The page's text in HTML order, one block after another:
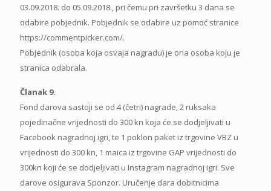
03.09.2018. do 05.09.2018., pri čemu pri završetku 3 dana se
odabire pobjednik. Pobjednik se odabire uz pomoć stranice
https://commentpicker.com/.
Pobjednik (osoba koja osvaja nagradu) je ona osoba koju je
stranica odabrala.
Članak 9.
Fond darova sastoji se od 4 (četri) nagrade, 2 ruksaka
pojedinačne vrijednosti do 300 kn koja će se dodjeljivati u
Facebook nagradnoj igri, te 1 poklon paket iz trgovine VBZ u
vrijednosti do 300 kn, 1 maica iz trgovine GAP vrijednosti do
300kn koji će se dodjeljivati u Instagram nagradnoj igri. Sve
darove osigurava Sponzor. Uručenje dara dobitnicima